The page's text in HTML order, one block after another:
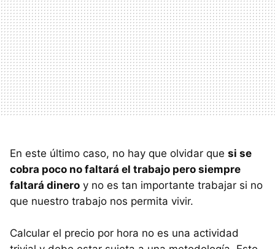
En este último caso, no hay que olvidar que si se
cobra poco no faltará el trabajo pero siempre
faltará dinero y no es tan importante trabajar si no
que nuestro trabajo nos permita vivir.
Calcular el precio por hora no es una actividad